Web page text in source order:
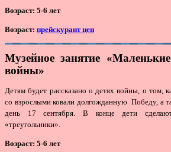
Возраст: 5-6 лет
Возраст: прейскурант цен
Музейное занятие
войны»
Детям будет рассказано о детях войны, о том,
со взрослыми ковали долгожданную Победу, а
день 17 сентября. В конце дети
«треугольники».
Возраст: 5-6 лет